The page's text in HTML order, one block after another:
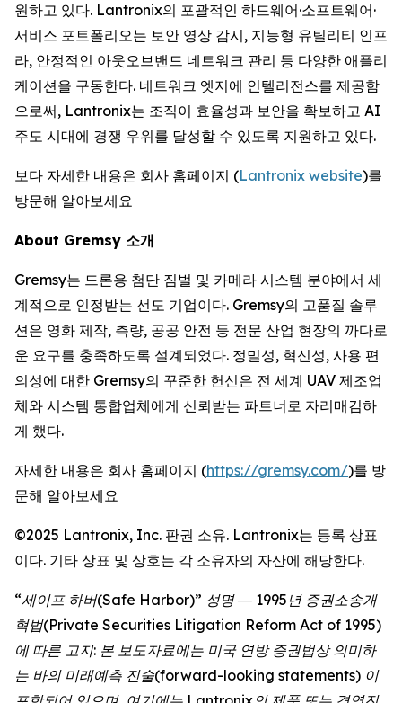
원하고 있다. Lantronix의 포괄적인 하드웨어·소프트웨어·
서비스 포트폴리오는 보안 영상 감시, 지능형 유틸리티 인프
라, 안정적인 아웃오브밴드 네트워크 관리 등 다양한 애플리
케이션을 구동한다. 네트워크 엣지에 인텔리전스를 제공함
으로써, Lantronix는 조직이 효율성과 보안을 확보하고 AI
주도 시대에 경쟁 우위를 달성할 수 있도록 지원하고 있다.
보다 자세한 내용은 회사 홈페이지 (Lantronix website)를
방문해 알아보세요
About Gremsy 소개
Gremsy는 드론용 첨단 짐벌 및 카메라 시스템 분야에서 세
계적으로 인정받는 선도 기업이다. Gremsy의 고품질 솔루
션은 영화 제작, 측량, 공공 안전 등 전문 산업 현장의 까다로
운 요구를 충족하도록 설계되었다. 정밀성, 혁신성, 사용 편
의성에 대한 Gremsy의 꾸준한 헌신은 전 세계 UAV 제조업
체와 시스템 통합업체에게 신뢰받는 파트너로 자리매김하
게 했다.
자세한 내용은 회사 홈페이지 (https://gremsy.com/)를 방
문해 알아보세요
©2025 Lantronix, Inc. 판권 소유. Lantronix는 등록 상표
이다. 기타 상표 및 상호는 각 소유자의 자산에 해당한다.
“세이프 하버(Safe Harbor)” 성명 ― 1995년 증권소송개
혁법(Private Securities Litigation Reform Act of 1995)
에 따른 고지: 본 보도자료에는 미국 연방 증권법상 의미하
는 바의 미래예측 진술(forward-looking statements) 이